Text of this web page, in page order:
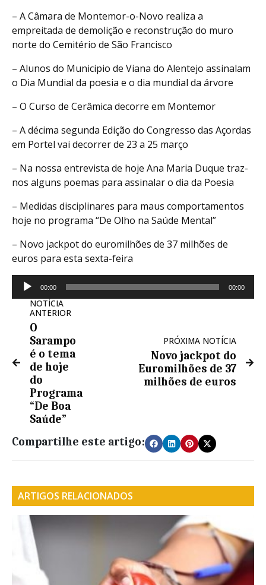
– A Câmara de Montemor-o-Novo realiza a
empreitada de demolição e reconstrução do muro
norte do Cemitério de São Francisco
– Alunos do Municipio de Viana do Alentejo assinalam
o Dia Mundial da poesia e o dia mundial da árvore
– O Curso de Cerâmica decorre em Montemor
– A décima segunda Edição do Congresso das Açordas
em Portel​ vai decorrer de 23 a 25 março
– Na nossa entrevista de hoje Ana Maria Duque traz-
nos alguns poemas para assinalar o dia da Poesia
– Medidas disciplinares para maus comportamentos
hoje no programa “De Olho na Saúde Mental”
– Novo jackpot do euromilhões de 37 milhões de
euros para esta sexta-feira
Reprodutor
de
áudio
00:00 00:00
NOTÍCIA
ANTERIOR
O
Sarampo
é o tema
de hoje
do
Programa
“De Boa
Saúde”
PRÓXIMA NOTÍCIA
Novo jackpot do
Euromilhões de 37
milhões de euros
Compartilhe este artigo:
ARTIGOS RELACIONADOS